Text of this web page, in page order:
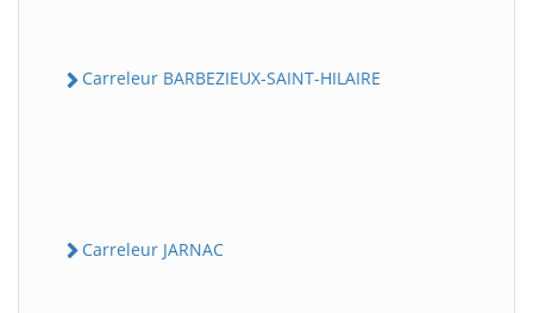
Carreleur BARBEZIEUX-SAINT-HILAIRE
Carreleur JARNAC